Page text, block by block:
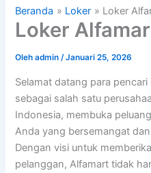
Beranda Loker Loker
Loker
Olehadmin/Januari 25, 2026
Selamat datang para
sebagai salah satu
Indonesia, membuka
Anda yang bersemangat
Dengan visi untuk
pelanggan, Alfamart tidak